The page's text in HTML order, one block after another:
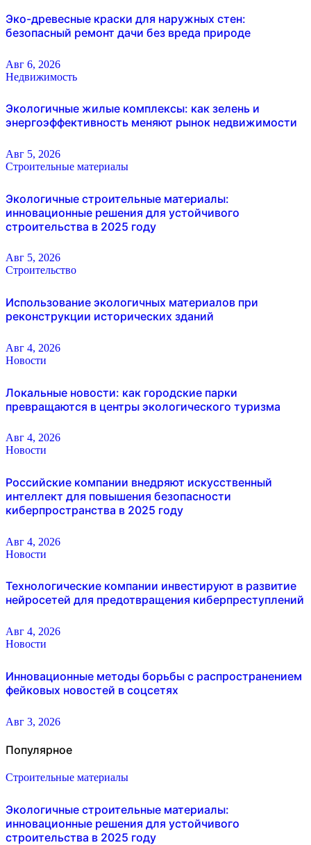
Эко-древесные краски для наружных стен:
безопасный ремонт дачи без вреда природе
Авг 6, 2026
Недвижимость
Экологичные жилые комплексы: как зелень и
энергоэффективность меняют рынок недвижимости
Авг 5, 2026
Строительные материалы
Экологичные строительные материалы:
инновационные решения для устойчивого
строительства в 2025 году
Авг 5, 2026
Строительство
Использование экологичных материалов при
реконструкции исторических зданий
Авг 4, 2026
Новости
Локальные новости: как городские парки
превращаются в центры экологического туризма
Авг 4, 2026
Новости
Российские компании внедряют искусственный
интеллект для повышения безопасности
киберпространства в 2025 году
Авг 4, 2026
Новости
Технологические компании инвестируют в развитие
нейросетей для предотвращения киберпреступлений
Авг 4, 2026
Новости
Инновационные методы борьбы с распространением
фейковых новостей в соцсетях
Авг 3, 2026
Популярное
Строительные материалы
Экологичные строительные материалы:
инновационные решения для устойчивого
строительства в 2025 году